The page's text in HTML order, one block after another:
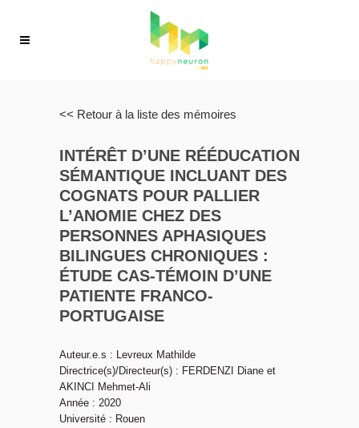
<< Retour à la liste des mémoires
INTÉRÊT D’UNE RÉÉDUCATION
SÉMANTIQUE INCLUANT DES
COGNATS POUR PALLIER
L’ANOMIE CHEZ DES
PERSONNES APHASIQUES
BILINGUES CHRONIQUES :
ÉTUDE CAS-TÉMOIN D’UNE
PATIENTE FRANCO-
PORTUGAISE
Auteur.e.s : Levreux Mathilde
Directrice(s)/Directeur(s) : FERDENZI Diane et
AKINCI Mehmet-Ali
Année : 2020
Université : Rouen